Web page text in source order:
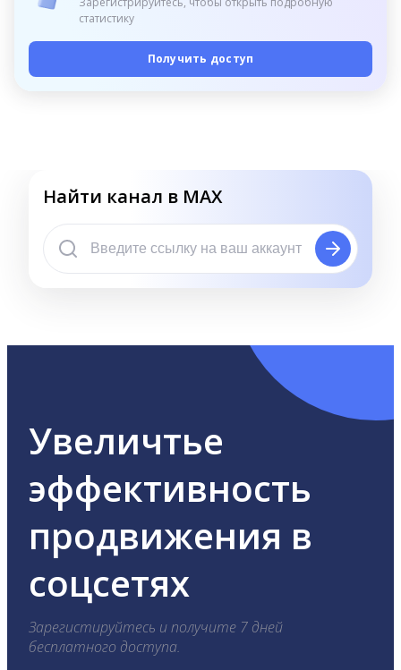
статистику
Получить доступ
Найти канал в MAX
Увеличтье
эффективность
продвижения в
соцсетях
Зарегистируйтесь и получите 7 дней
бесплатного доступа.